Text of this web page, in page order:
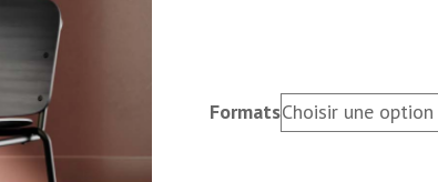
Formats